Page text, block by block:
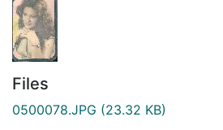
Files
0500078.JPG (23.32 KB)